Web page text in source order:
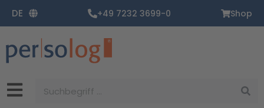
Inhalt
springen
DE +49 7232 3699-0 Shop